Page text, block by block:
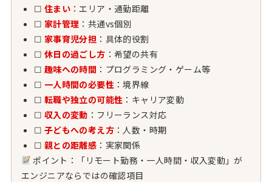
☐ 住まい：エリア・通勤距離
☐ 家計管理 ：共通vs個別
☐ 家事育児分担 ：具体的役割
☐ 休日の過ごし方 ：希望の共有
☐ 趣味への時間 ：プログラミング・ゲーム等
☐ 一人時間の必要性：境界線
☐ 転職や独立の可能性 ：キャリア変動
☐ 収入の変動 ：フリーランス対応
☐ 子どもへの考え方：人数・時期
☐ 親との距離感 ：実家関係
ポイント：「リモート勤務・一人時間・収入変動」が
エンジニアならではの確認項目